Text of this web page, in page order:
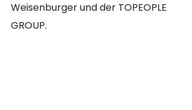
Weisenburger und der TOPEOPLE
GROUP.